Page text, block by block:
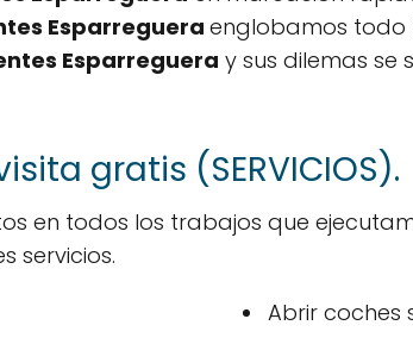
Esparreguera englobamos todo
Esparreguera y sus dilemas se
gratis (SERVICIOS).
en todos los trabajos que
servicios.
Abrir coches